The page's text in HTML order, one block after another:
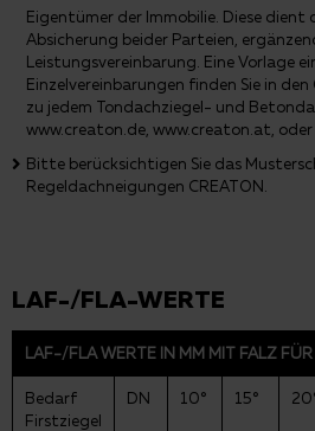
Eigentümer der Immobilie. Diese dient
Absicherung beider Parteien,
Leistungsvereinbarung. Eine Vorlage
Einzelvereinbarungen finden Sie in den
zu jedem Tondachziegel- und
www.creaton.de, www.creaton.at,
Bitte berücksichtigen Sie das
Regeldachneigungen CREATON.
LAF-/FLA-WERTE
LAF-/FLA WERTE IN MM MIT FALZ
Bedarf
Firstziegel
DN 10° 15°